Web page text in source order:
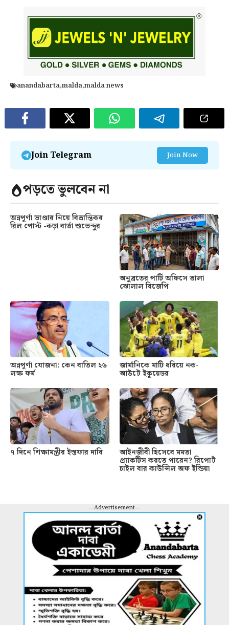
anandabarta,malda,malda news
Join Telegram Join Now
পড়তে ভুলবেন না
অন্নপূর্ণা ভাণ্ডার নিয়ে বিভ্রান্তিকর
রিল পোস্ট -কড়া বার্তা শুভেন্দুর
অনুব্রতের পার্টি অফিসে তালা
ঝোলাল বিজেপি
অন্নপূর্ণা যোজনা: কেন বাতিল ২৬
লক্ষ ফর্ম
জার্মানিকে মাটি ধরিয়ে নক-
আউটে ইকুয়েডর
৭ দিনে শিক্ষামন্ত্রীর ইস্তফার দাবি আইনজীবী হিসেবে মমতা
প্র্যাকটিস করতে পারেন? রিপোর্ট
চাইল বার কাউন্সিল অফ ইন্ডিয়া
---Advertisement---